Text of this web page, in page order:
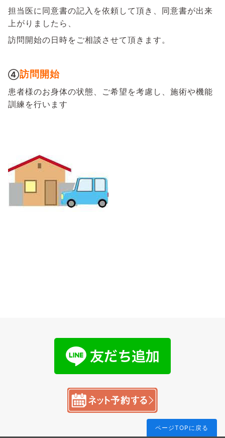
担当医に同意書の記入を依頼して頂き、同意書が出来
上がりましたら、
訪問開始の日時をご相談させて頂きます。
④訪問開始
患者様のお身体の状態、ご希望を考慮し、施術や機能
訓練を行います
ページTOPに戻る